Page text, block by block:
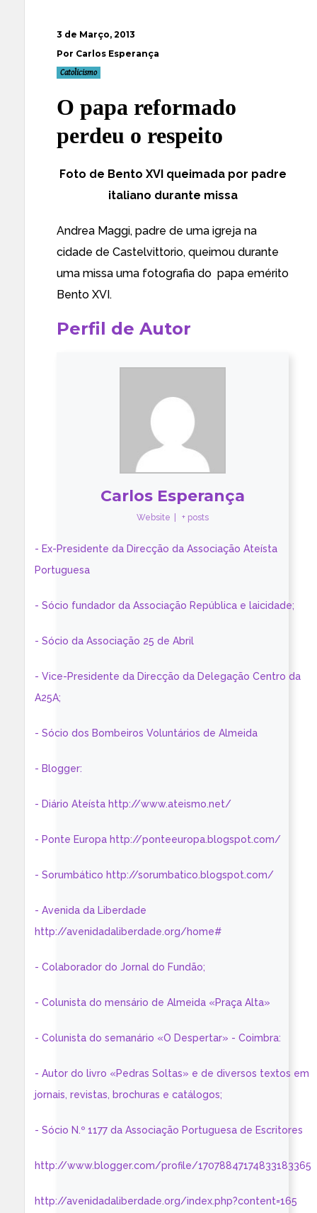
3 de Março, 2013
Por Carlos Esperança
Catolicismo
O papa reformado
perdeu o respeito
Foto de Bento XVI queimada por padre
italiano durante missa
Andrea Maggi, padre de uma igreja na
cidade de Castelvittorio, queimou durante
uma missa uma fotografia do papa emérito
Bento XVI.
Perfil de Autor
Carlos Esperança
Website + posts
- Ex-Presidente da Direcção da Associação Ateísta
Portuguesa
- Sócio fundador da Associação República e laicidade;
- Sócio da Associação 25 de Abril
- Vice-Presidente da Direcção da Delegação Centro da
A25A;
- Sócio dos Bombeiros Voluntários de Almeida
- Blogger:
- Diário Ateísta http://www.ateismo.net/
- Ponte Europa http://ponteeuropa.blogspot.com/
- Sorumbático http://sorumbatico.blogspot.com/
- Avenida da Liberdade
http://avenidadaliberdade.org/home#
- Colaborador do Jornal do Fundão;
- Colunista do mensário de Almeida «Praça Alta»
- Colunista do semanário «O Despertar» - Coimbra:
- Autor do livro «Pedras Soltas» e de diversos textos em
jornais, revistas, brochuras e catálogos;
- Sócio N.º 1177 da Associação Portuguesa de Escritores
http://www.blogger.com/profile/17078847174833183365
http://avenidadaliberdade.org/index.php?content=165